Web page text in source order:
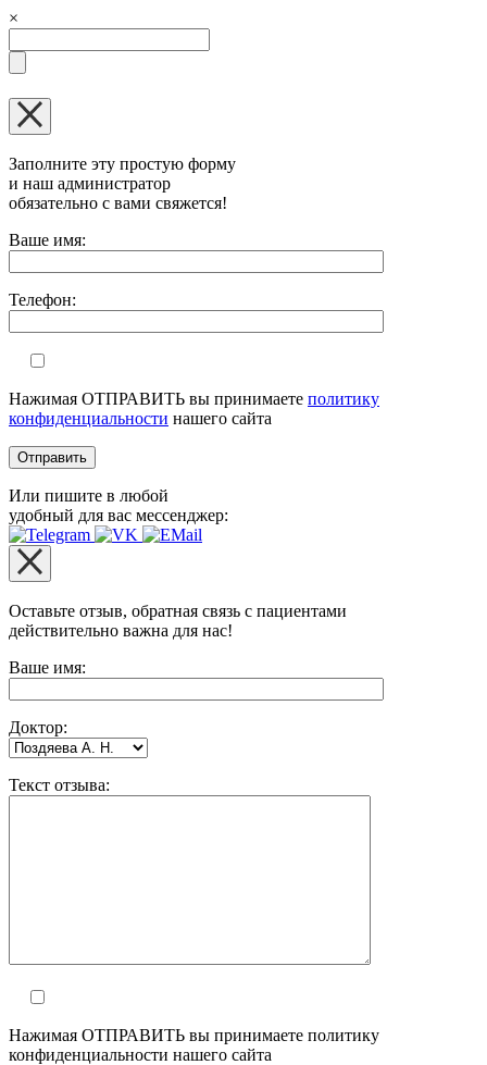
×
Заполните эту простую форму
и наш администратор
обязательно с вами свяжется!
Оставьте это поле пустым.
Ваше имя:
Телефон:
Нажимая ОТПРАВИТЬ вы принимаете политику
конфиденциальности нашего сайта
Или пишите в любой
удобный для вас мессенджер:
Оставьте отзыв, обратная связь с пациентами
действительно важна для нас!
Оставьте это поле пустым.
Ваше имя:
Доктор:
Текст отзыва:
Нажимая ОТПРАВИТЬ вы принимаете политику
конфиденциальности нашего сайта